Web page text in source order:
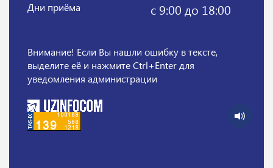
Дни приёма с 9:00 до 18:00
Внимание! Если Вы нашли ошибку в тексте,
выделите её и нажмите Ctrl+Enter для
уведомления администрации